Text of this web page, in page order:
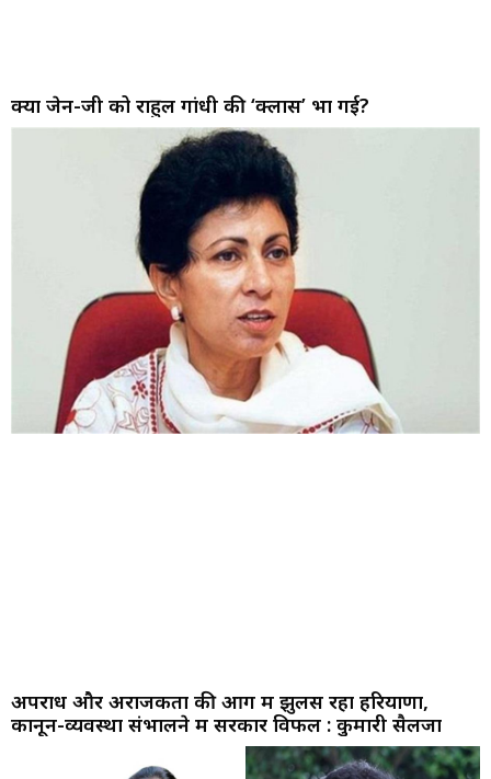
क्या जेन-जी को राहुल गांधी की ‘क्लास’ भा गई?
अपराध और अराजकता की आग में झुलस रहा हरियाणा,
कानून-व्यवस्था संभालने में सरकार विफल : कुमारी सैलजा